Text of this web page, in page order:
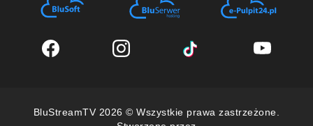
BluStreamTV 2026 © Wszystkie prawa zastrzeżone.